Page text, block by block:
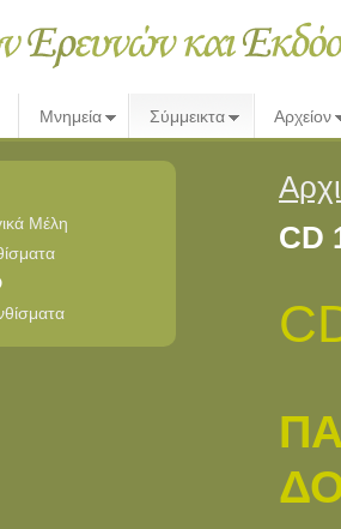
Μνημεία Σύμμεικτα Αρχείον
Μέλη
CD